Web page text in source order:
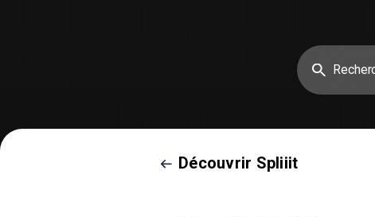
Découvrir Spliiit